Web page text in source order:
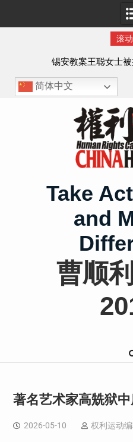
滚
锡安教案王聪女士
简体中文
Take
and
曹顺
著名艺术家高兟狱
2026-05-10 权利运动